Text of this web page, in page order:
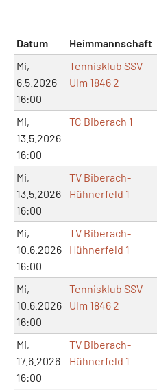
Datum Heimmannschaft
Mi,
6.5.2026
16:00
Tennisklub SSV
Ulm 1846 2
Mi,
13.5.2026
16:00
TC Biberach 1
Mi,
13.5.2026
16:00
TV Biberach-
Hühnerfeld 1
Mi,
10.6.2026
16:00
TV Biberach-
Hühnerfeld 1
Mi,
10.6.2026
16:00
Tennisklub SSV
Ulm 1846 2
Mi,
17.6.2026
16:00
TV Biberach-
Hühnerfeld 1